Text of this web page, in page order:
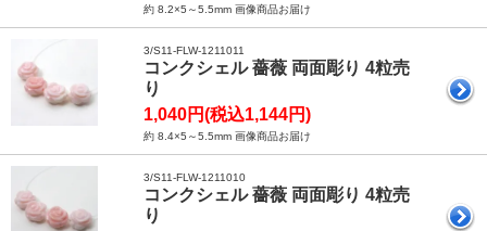
約 8.2×5～5.5mm 画像商品お届け
3/S11-FLW-1211011
コンクシェル 薔薇 両面彫り 4粒売
り
1,040円(税込1,144円)
約 8.4×5～5.5mm 画像商品お届け
3/S11-FLW-1211010
コンクシェル 薔薇 両面彫り 4粒売
り